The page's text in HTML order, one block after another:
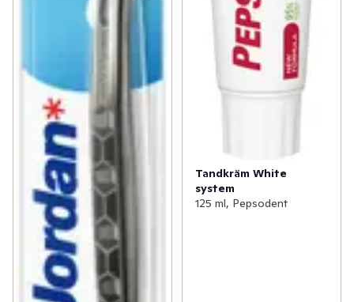
Tandkräm White
system
125 ml, Pepsodent